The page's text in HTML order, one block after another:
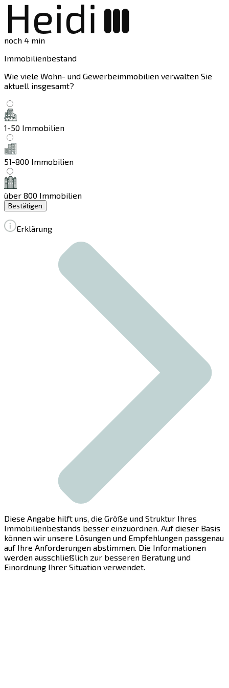
noch 4 min
Immobilienbestand
Wie viele Wohn- und Gewerbeimmobilien verwalten Sie
aktuell insgesamt?
1-50 Immobilien
51-800 Immobilien
über 800 Immobilien
Bestätigen
Erklärung
Diese Angabe hilft uns, die Größe und Struktur Ihres
Immobilienbestands besser einzuordnen. Auf dieser Basis
können wir unsere Lösungen und Empfehlungen passgenau
auf Ihre Anforderungen abstimmen. Die Informationen
werden ausschließlich zur besseren Beratung und
Einordnung Ihrer Situation verwendet.